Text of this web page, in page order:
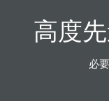
高度
必